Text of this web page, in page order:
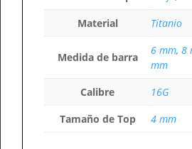
Material
Titanio
Medida de barra
6 mm, 8
mm
Calibre
16G
Tamaño de Top
4 mm